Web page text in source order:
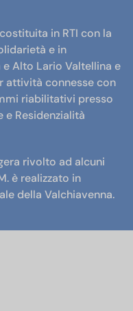
in RTI con la
e in
e Alto Lario Valtellina e
attività connesse con
riabilitativi presso
e Residenzialità
rivolto ad alcuni
è realizzato in
della Valchiavenna.